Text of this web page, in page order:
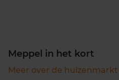
Meppel in het kort
Meer over de